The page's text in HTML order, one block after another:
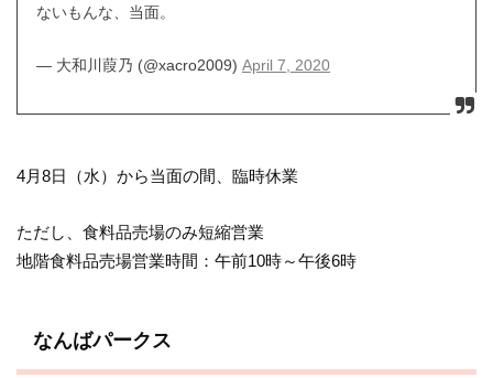
ないもんな、当面。
— 大和川葭乃 (@xacro2009) April 7, 2020
4月8日（水）から当面の間、臨時休業
ただし、食料品売場のみ短縮営業
地階食料品売場営業時間：午前10時～午後6時
なんばパークス